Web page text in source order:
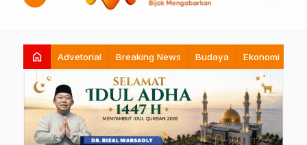
home Advetorial Breaking News Budaya Ekonomi